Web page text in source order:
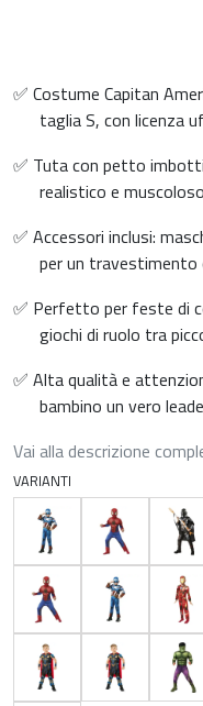
✅ Costume Capitan
taglia S, con licenza
✅ Tuta con petto
realistico e
✅ Accessori inclusi:
per un travestimento
✅ Perfetto per feste di
giochi di ruolo tra
✅ Alta qualità e
bambino un vero
Vai alla descrizione
VARIANTI